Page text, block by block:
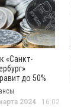
«Санкт-
до 50%
на
2024 16:02